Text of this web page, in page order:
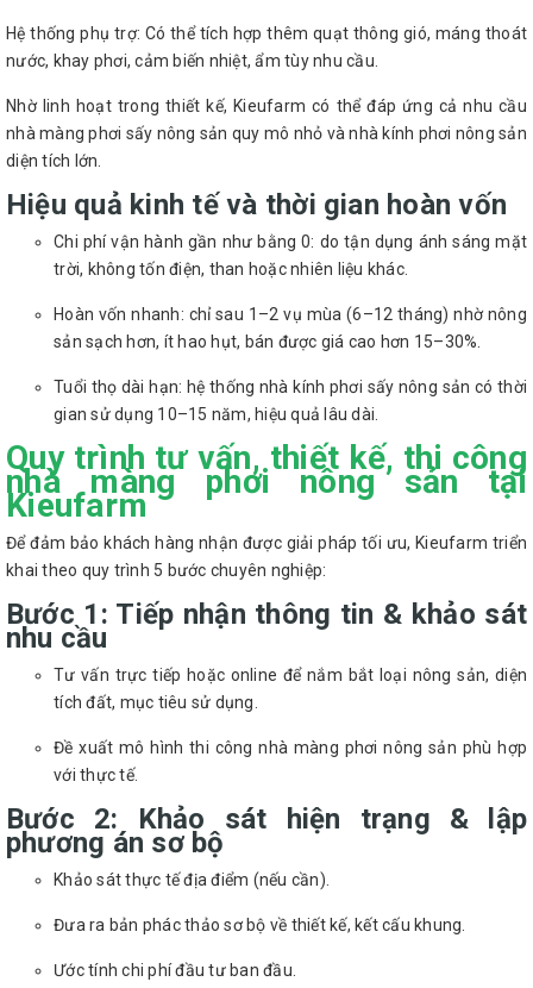
Hệ thống phụ trợ: Có thể tích hợp thêm quạt thông gió, máng thoát
nước, khay phơi, cảm biến nhiệt, ẩm tùy nhu cầu.
Nhờ linh hoạt trong thiết kế, Kieufarm có thể đáp ứng cả nhu cầu
nhà màng phơi sấy nông sản quy mô nhỏ và nhà kính phơi nông sản
diện tích lớn.
Hiệu quả kinh tế và thời gian hoàn vốn
Chi phí vận hành gần như bằng 0: do tận dụng ánh sáng mặt
trời, không tốn điện, than hoặc nhiên liệu khác.
Hoàn vốn nhanh: chỉ sau 1–2 vụ mùa (6–12 tháng) nhờ nông
sản sạch hơn, ít hao hụt, bán được giá cao hơn 15–30%.
Tuổi thọ dài hạn: hệ thống nhà kính phơi sấy nông sản có thời
gian sử dụng 10–15 năm, hiệu quả lâu dài.
Quy trình tư vấn, thiết kế, thi công
nhà màng phơi nông sản tại
Kieufarm
Để đảm bảo khách hàng nhận được giải pháp tối ưu, Kieufarm triển
khai theo quy trình 5 bước chuyên nghiệp:
Bước 1: Tiếp nhận thông tin & khảo sát
nhu cầu
Tư vấn trực tiếp hoặc online để nắm bắt loại nông sản, diện
tích đất, mục tiêu sử dụng.
Đề xuất mô hình thi công nhà màng phơi nông sản phù hợp
với thực tế.
Bước 2: Khảo sát hiện trạng & lập
phương án sơ bộ
Khảo sát thực tế địa điểm (nếu cần).
Đưa ra bản phác thảo sơ bộ về thiết kế, kết cấu khung.
Ước tính chi phí đầu tư ban đầu.